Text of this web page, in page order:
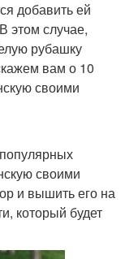
добавить ей
этом случае,
рубашку
вам о 10
своими
своими
и вышить его на
который будет